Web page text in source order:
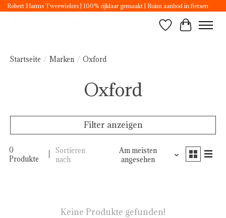
Robert Harms Tweewielers | 100% rijklaar gemaakt | Ruim aanbod in fietsen
Wunschzettel
Ihr
Startseite / Marken / Oxford
Oxford
Filter anzeigen
0
Produkte
Sortieren
nach
Am meisten
angesehen
Keine Produkte gefunden!